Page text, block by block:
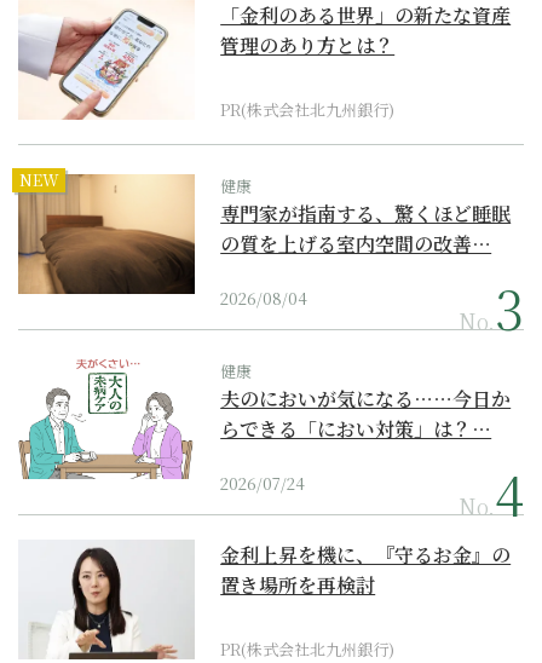
「金利のある世界」の新たな資産
管理のあり方とは？
PR(株式会社北九州銀行)
NEW 健康
専門家が指南する、驚くほど睡眠
の質を上げる室内空間の改善…
2026/08/04
No.
健康
夫のにおいが気になる……今日か
らできる「におい対策」は？…
2026/07/24
No.
金利上昇を機に、『守るお金』の
置き場所を再検討
PR(株式会社北九州銀行)